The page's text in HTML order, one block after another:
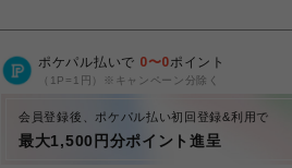
ポケパル払いで 0〜0ポイント
（1P=1円）※キャンペーン分除く
会員登録後、ポケパル払い初回登録&利用で
最大1,500円分ポイント進呈